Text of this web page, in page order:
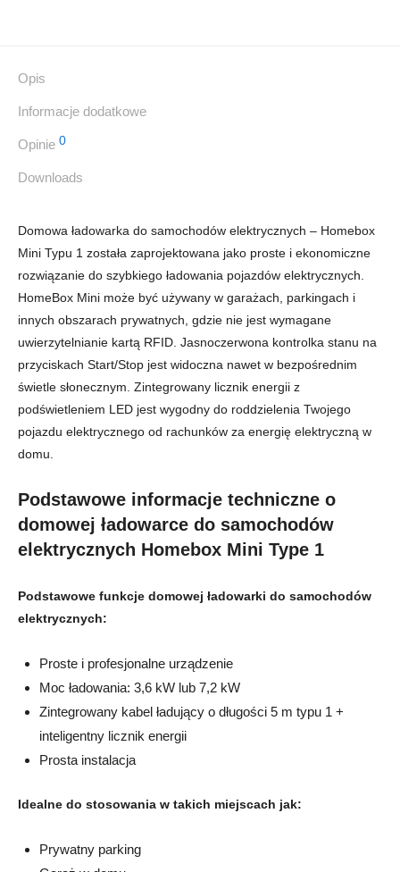
Opis
Informacje dodatkowe
Opinie 0
Downloads
Domowa ładowarka do samochodów elektrycznych – Homebox
Mini Typu 1 została zaprojektowana jako proste i ekonomiczne
rozwiązanie do szybkiego ładowania pojazdów elektrycznych.
HomeBox Mini może być używany w garażach, parkingach i
innych obszarach prywatnych, gdzie nie jest wymagane
uwierzytelnianie kartą RFID. Jasnoczerwona kontrolka stanu na
przyciskach Start/Stop jest widoczna nawet w bezpośrednim
świetle słonecznym. Zintegrowany licznik energii z
podświetleniem LED jest wygodny do roddzielenia Twojego
pojazdu elektrycznego od rachunków za energię elektryczną w
domu.
Podstawowe informacje techniczne o
domowej ładowarce do samochodów
elektrycznych Homebox Mini Type 1
Podstawowe funkcje domowej ładowarki do samochodów
elektrycznych:
Proste i profesjonalne urządzenie
Moc ładowania: 3,6 kW lub 7,2 kW
Zintegrowany kabel ładujący o długości 5 m typu 1 +
inteligentny licznik energii
Prosta instalacja
Idealne do stosowania w takich miejscach jak:
Prywatny parking